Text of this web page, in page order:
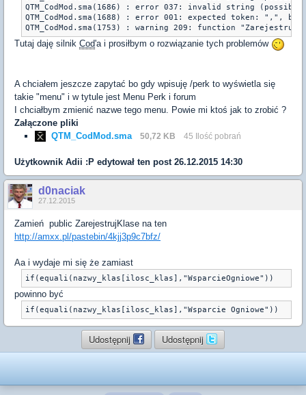
QTM_CodMod.sma(1686) : error 037: invalid string
QTM_CodMod.sma(1688) : error 001: expected token: ",",
Tutaj daję silnik Cod'a i prosiłbym o rozwiązanie tych problemów
A chciałem jeszcze zapytać bo gdy wpisuję /perk to wyświetla się
takie "menu" i w tytule jest Menu Perk i forum
I chciałbym zmienić nazwe tego menu. Powie mi ktoś jak to zrobić ?
Załączone pliki
QTM_CodMod.sma
50,72 KB 45 Ilość pobrań
Użytkownik Adii :P edytował ten post 26.12.2015 14:30
d0naciak
27.12.2015
Zamień public ZarejestrujKlase na ten
http://amxx.pl/pastebin/4kjj3p9c7bfz/
Aa i wydaje mi się że zamiast
if(equali(nazwy_klas[ilosc_klas],"WsparcieOgniowe"))
powinno być
if(equali(nazwy_klas[ilosc_klas],"Wsparcie Ogniowe"))
Udostępnij Udostępnij